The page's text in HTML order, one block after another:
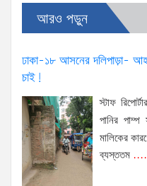
আরও পড়ুন
ঢাকা-১৮ আসনের দলিপাড়া-
চাই!
স্টাফ
পানির
মালিকের
ব্যস্ততম ....